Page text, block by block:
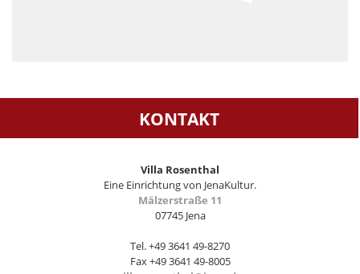
KONTAKT
Villa Rosenthal
Eine Einrichtung von JenaKultur.
Mälzerstraße 11
07745 Jena
Tel. +49 3641 49-8270
Fax +49 3641 49-8005